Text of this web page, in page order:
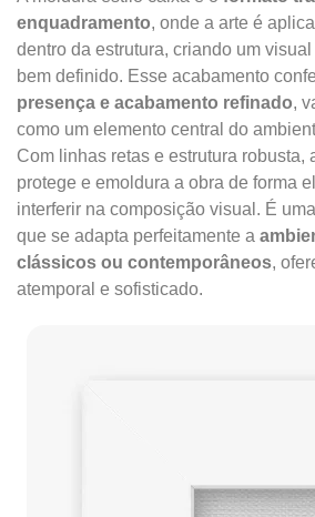
enquadramento, onde a arte é
dentro da estrutura, criando um
bem definido. Esse acabamento
presença e acabamento refinado,
como um elemento central do
Com linhas retas e estrutura robusta,
protege e emoldura a obra de forma
interferir na composição visual. É
que se adapta perfeitamente a
clássicos ou contemporâneos,
atemporal e sofisticado.